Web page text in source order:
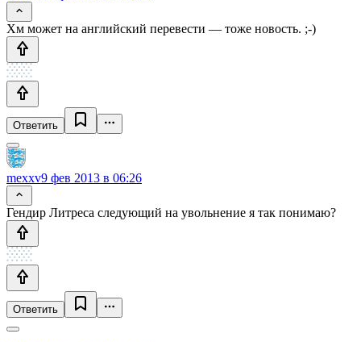
Хм может на английский перевести — тоже новость. ;-)
Ответить
mexxv9 фев 2013 в 06:26
Гендир Литреса следующий на увольнение я так понимаю?
Ответить